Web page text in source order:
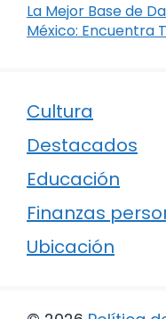
La Mejor Base de
México: Encuentra
Cultura
Destacados
Educación
Finanzas
Ubicación